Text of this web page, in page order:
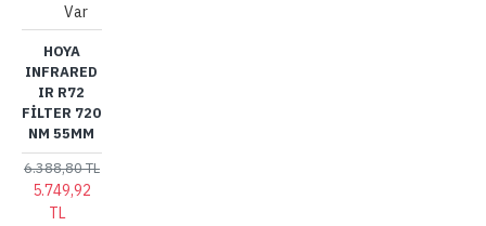
Var
HOYA
INFRARED
IR R72
FILTER 720
NM 55MM
6.388,80 TL
5.749,92
TL